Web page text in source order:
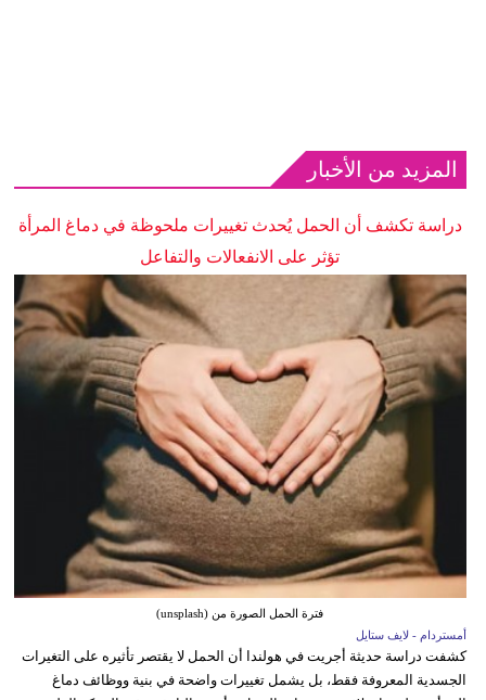
المزيد من الأخبار
دراسة تكشف أن الحمل يُحدث تغييرات ملحوظة في دماغ المرأة
تؤثر على الانفعالات والتفاعل
فترة الحمل الصورة من (unsplash)
أمستردام - لايف ستايل
كشفت دراسة حديثة أجريت في هولندا أن الحمل لا يقتصر تأثيره على التغيرات
الجسدية المعروفة فقط، بل يشمل تغييرات واضحة في بنية ووظائف دماغ